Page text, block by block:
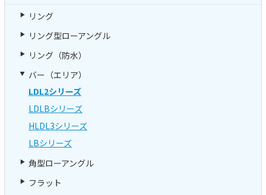
リング
リング型ローアングル
リング（防水）
バー（エリア）
LDL2シリーズ
LDLBシリーズ
HLDL3シリーズ
LBシリーズ
角型ローアングル
フラット